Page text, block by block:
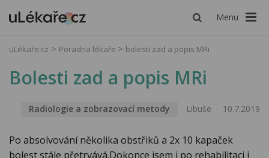
Menu
uLékaře.cz Poradna lékaře bolesti zad a popis MRi
Bolesti zad a popis MRi
Radiologie a zobrazovací metody Libuše 10.7.2019
Po absolvování několika obstřiků a 2x 10 kapaček
bolest stále přetrvává.Dokonce jsem i po rehabilitaci i